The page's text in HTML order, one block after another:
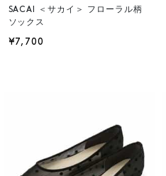
SACAI ＜サカイ＞ フローラル柄
ソックス
¥7,700